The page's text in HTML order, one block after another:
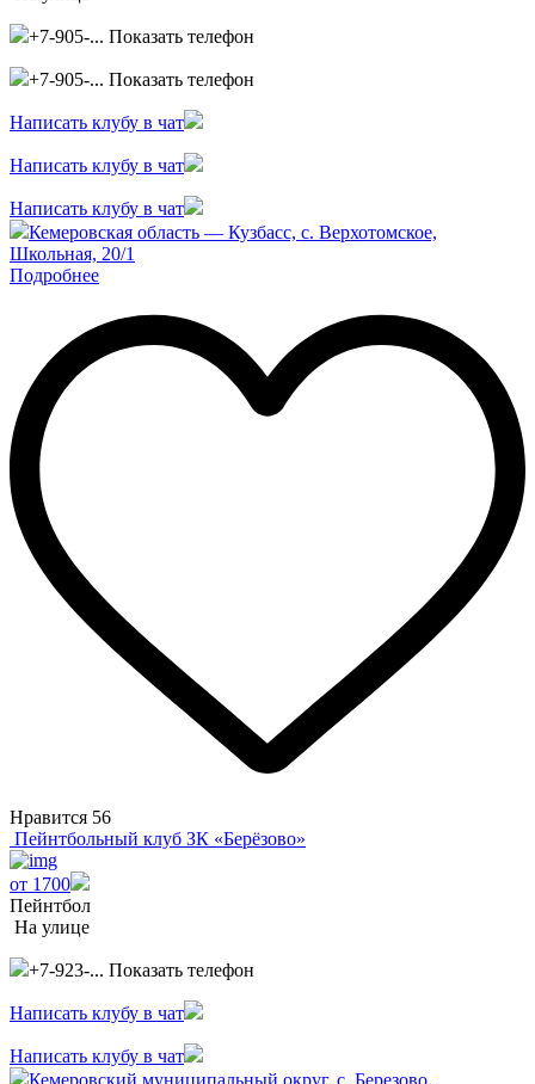
+7-905-... Показать телефон
+7-905-... Показать телефон
Написать клубу в чат
Написать клубу в чат
Написать клубу в чат
Кемеровская область — Кузбасс, с. Верхотомское,
Школьная, 20/1
Подробнее
Нравится 56
Пейнтбольный клуб ЗК «Берёзово»
от 1700
Пейнтбол
На улице
+7-923-... Показать телефон
Написать клубу в чат
Написать клубу в чат
Кемеровский муниципальный округ, с. Березово,